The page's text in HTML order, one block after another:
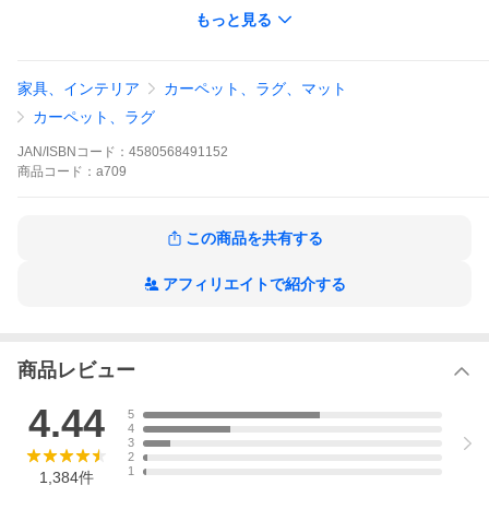
◆起毛の高さ：約4mm
◆ウレタン厚：約5mm
◆表地：ポリエステル100％
◆中素材：ウレタンフォーム
◆裏地：不織布（ポリエステル100％）
◆製造国 ：中国
もっと見る
家具、インテリア
カーペット、ラグ、マット
カーペット、ラグ
JAN/ISBNコード： 4580568491152
商品 コード： a709
この商品を共有する
アフィリエイトで紹介する
商品レビュー
4.44
1,384件
5
4
3
2
1